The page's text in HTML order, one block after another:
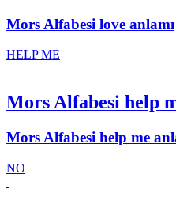
Mors Alfabesi love anlamı
HELP ME
Mors Alfabesi help
Mors Alfabesi help me
NO